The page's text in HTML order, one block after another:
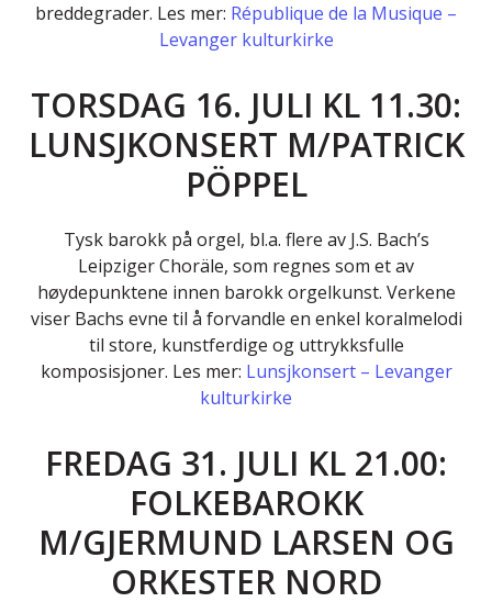
breddegrader. Les mer: République de la Musique –
Levanger kulturkirke
TORSDAG 16. JULI KL 11.30:
LUNSJKONSERT M/PATRICK
PÖPPEL
Tysk barokk på orgel, bl.a. flere av J.S. Bach’s
Leipziger Choräle, som regnes som et av
høydepunktene innen barokk orgelkunst. Verkene
viser Bachs evne til å forvandle en enkel koralmelodi
til store, kunstferdige og uttrykksfulle
komposisjoner. Les mer: Lunsjkonsert – Levanger
kulturkirke
FREDAG 31. JULI KL 21.00:
FOLKEBAROKK
M/GJERMUND LARSEN OG
ORKESTER NORD